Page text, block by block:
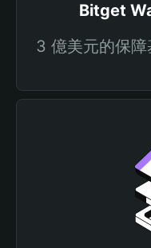
Bitget
3 億美元的保